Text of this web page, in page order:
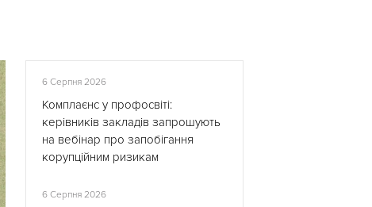
6 Серпня 2026
Комплаєнс у профосвіті:
керівників закладів запрошують
на вебінар про запобігання
корупційним ризикам
6 Серпня 2026